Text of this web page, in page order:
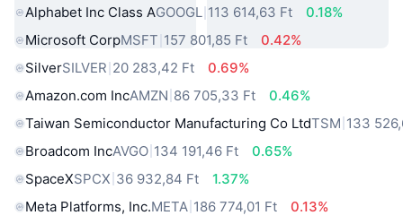
Alphabet Inc Class AGOOGL 113 614,63 Ft
0.18%
Microsoft CorpMSFT 157 801,85 Ft
0.42%
SilverSILVER 20 283,42 Ft
0.69%
Amazon.com IncAMZN 86 705,33 Ft
0.46%
Taiwan Semiconductor Manufacturing Co LtdTSM 133
Broadcom IncAVGO 134 191,46 Ft
0.65%
SpaceXSPCX 36 932,84 Ft
1.37%
Meta Platforms, Inc.META 186 774,01 Ft
0.13%